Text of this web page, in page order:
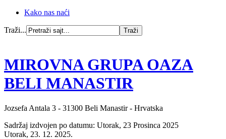
Kako nas naći
Traži...
MIROVNA GRUPA OAZA
BELI MANASTIR
Jozsefa Antala 3 - 31300 Beli Manastir - Hrvatska
Sadržaj izdvojen po datumu: Utorak, 23 Prosinca 2025
Utorak, 23. 12. 2025.